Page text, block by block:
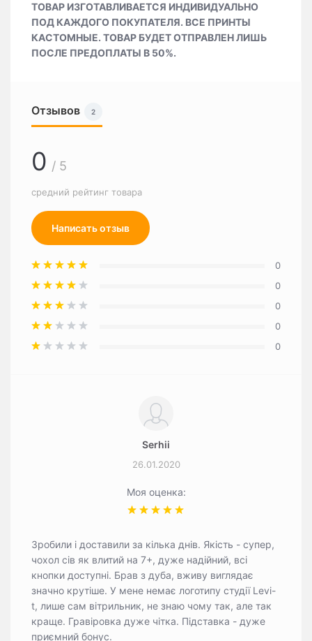
ТОВАР ИЗГОТАВЛИВАЕТСЯ ИНДИВИДУАЛЬНО
ПОД КАЖДОГО ПОКУПАТЕЛЯ. ВСЕ ПРИНТЫ
КАСТОМНЫЕ. ТОВАР БУДЕТ ОТПРАВЛЕН ЛИШЬ
ПОСЛЕ ПРЕДОПЛАТЫ В 50%.
Отзывов 2
0 / 5
средний рейтинг товара
Написать отзыв
0
0
0
0
0
Serhii
26.01.2020
Моя оценка:
Зробили і доставили за кілька днів. Якість - супер,
чохол сів як влитий на 7+, дуже надійний, всі
кнопки доступні. Брав з дуба, вживу виглядає
значно крутіше. У мене немає логотипу студії Levi-
t, лише сам вітрильник, не знаю чому так, але так
краще. Гравіровка дуже чітка. Підставка - дуже
приємний бонус.